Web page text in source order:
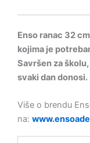
Enso ranac 32
kojima je
Savršen za
svaki dan donosi.
Više o brendu
na: